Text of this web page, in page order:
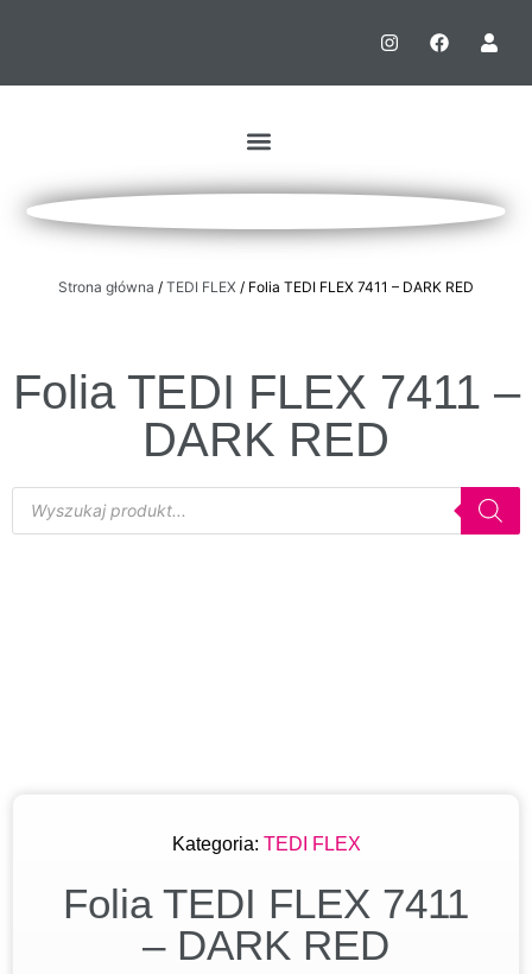
Strona główna / TEDI FLEX / Folia TEDI FLEX 7411 – DARK RED
Folia TEDI FLEX 7411 –
DARK RED
Kategoria: TEDI FLEX
Folia TEDI FLEX 7411
– DARK RED